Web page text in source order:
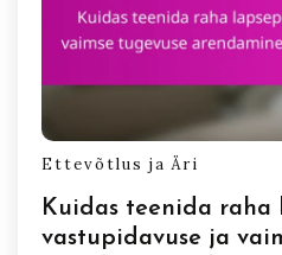
11/08/2025 Luka Petrić